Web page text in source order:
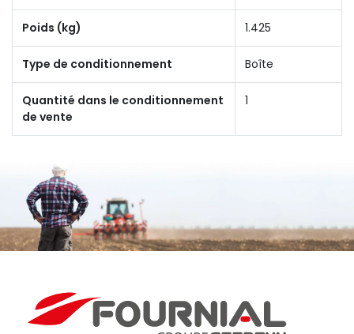
Poids (kg) 1.425
Type de conditionnement Boîte
Quantité dans le conditionnement
de vente
1